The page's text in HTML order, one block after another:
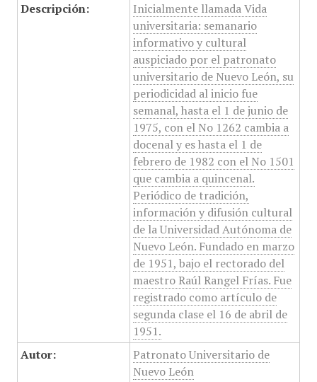
Descripción:
Inicialmente llamada Vida
universitaria: semanario
informativo y cultural
auspiciado por el patronato
universitario de Nuevo León, su
periodicidad al inicio fue
semanal, hasta el 1 de junio de
1975, con el No 1262 cambia a
docenal y es hasta el 1 de
febrero de 1982 con el No 1501
que cambia a quincenal.
Periódico de tradición,
información y difusión cultural
de la Universidad Autónoma de
Nuevo León. Fundado en marzo
de 1951, bajo el rectorado del
maestro Raúl Rangel Frías. Fue
registrado como artículo de
segunda clase el 16 de abril de
1951.
Autor:
Patronato Universitario de
Nuevo León